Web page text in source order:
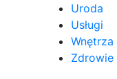
Uroda
Usługi
Wnętrza
Zdrowie